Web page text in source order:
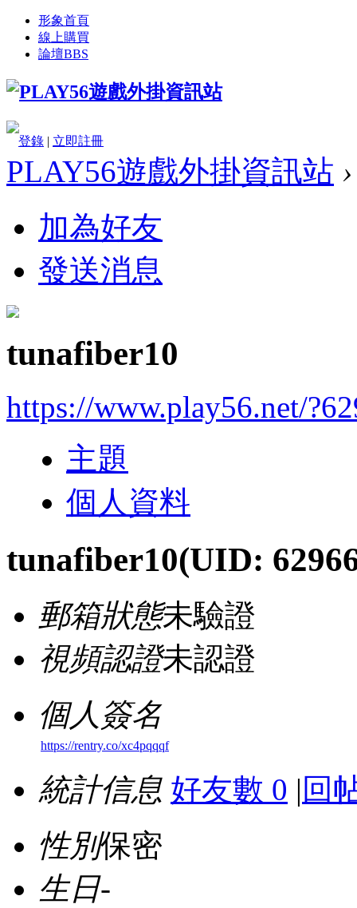
形象首頁
線上購買
論壇BBS
登錄 | 立即註冊
PLAY56遊戲外掛資訊站 ›
加為好友
發送消息
tunafiber10
https://www.play56.net/
主題
個人資料
tunafiber10(UID:
郵箱狀態未驗證
視頻認證未認證
個人簽名
https://rentry.co/xc4pqqqf
統計信息 好友數 0 | 回
性別保密
生日-